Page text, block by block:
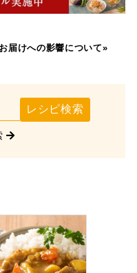
届けへの影響について»
レシピ検索